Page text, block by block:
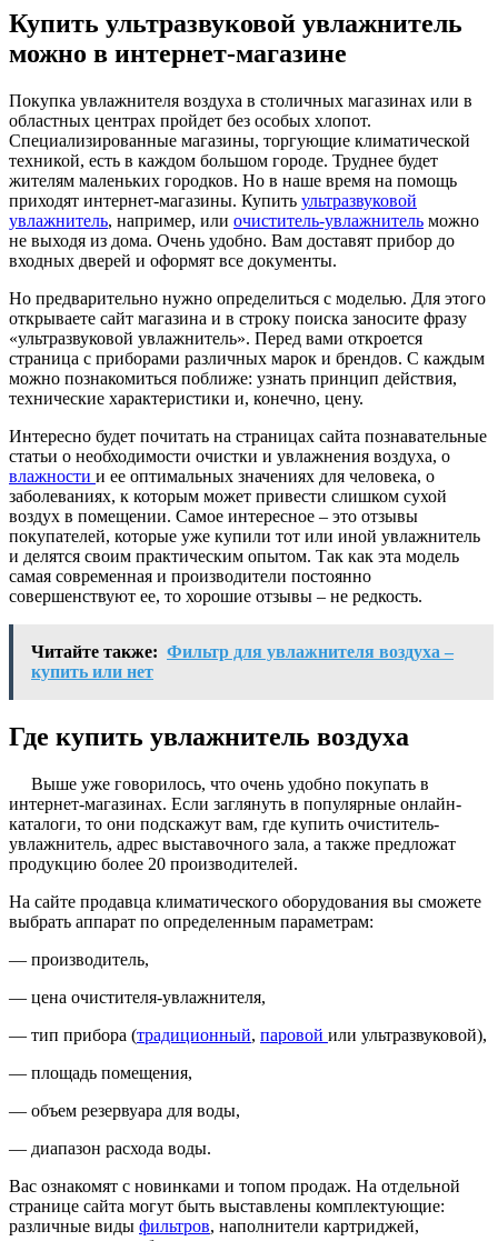
Купить ультразвуковой увлажнитель
можно в интернет-магазине
Покупка увлажнителя воздуха в столичных магазинах или в
областных центрах пройдет без особых хлопот.
Специализированные магазины, торгующие климатической
техникой, есть в каждом большом городе. Труднее будет
жителям маленьких городков. Но в наше время на помощь
приходят интернет-магазины. Купить ультразвуковой
увлажнитель, например, или очиститель-увлажнитель можно
не выходя из дома. Очень удобно. Вам доставят прибор до
входных дверей и оформят все документы.
Но предварительно нужно определиться с моделью. Для этого
открываете сайт магазина и в строку поиска заносите фразу
«ультразвуковой увлажнитель». Перед вами откроется
страница с приборами различных марок и брендов. С каждым
можно познакомиться поближе: узнать принцип действия,
технические характеристики и, конечно, цену.
Интересно будет почитать на страницах сайта познавательные
статьи о необходимости очистки и увлажнения воздуха, о
влажности и ее оптимальных значениях для человека, о
заболеваниях, к которым может привести слишком сухой
воздух в помещении. Самое интересное – это отзывы
покупателей, которые уже купили тот или иной увлажнитель
и делятся своим практическим опытом. Так как эта модель
самая современная и производители постоянно
совершенствуют ее, то хорошие отзывы – не редкость.
Читайте также: Фильтр для увлажнителя воздуха –
купить или нет
Где купить увлажнитель воздуха
Выше уже говорилось, что очень удобно покупать в
интернет-магазинах. Если заглянуть в популярные онлайн-
каталоги, то они подскажут вам, где купить очиститель-
увлажнитель, адрес выставочного зала, а также предложат
продукцию более 20 производителей.
На сайте продавца климатического оборудования вы сможете
выбрать аппарат по определенным параметрам:
— производитель,
— цена очистителя-увлажнителя,
— тип прибора (традиционный, паровой или ультразвуковой),
— площадь помещения,
— объем резервуара для воды,
— диапазон расхода воды.
Вас ознакомят с новинками и топом продаж. На отдельной
странице сайта могут быть выставлены комплектующие:
различные виды фильтров, наполнители картриджей,